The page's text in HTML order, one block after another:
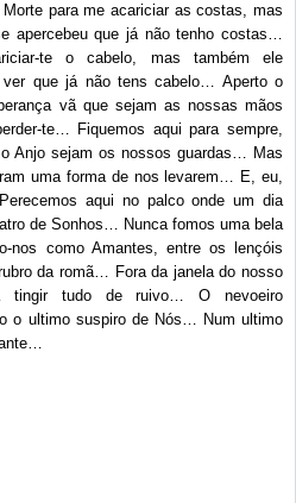
para me acariciar as costas, mas
apercebeu que já não tenho costas…
te o cabelo, mas também ele
ver que já não tens cabelo… Aperto o
vã que sejam as nossas mãos
te… Fiquemos aqui para sempre,
Anjo sejam os nossos guardas… Mas
uma forma de nos levarem… E, eu,
aqui no palco onde um dia
de Sonhos… Nunca fomos uma bela
nos como Amantes, entre os lençóis
da romã… Fora da janela do nosso
tingir tudo de ruivo… O nevoeiro
o ultimo suspiro de Nós… Num ultimo